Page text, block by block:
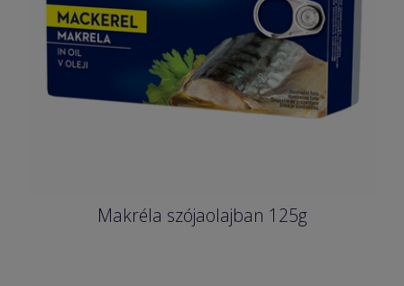
Makréla szójaolajban 125g